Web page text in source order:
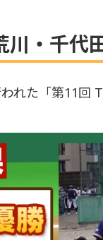
川・千代
れた「第11